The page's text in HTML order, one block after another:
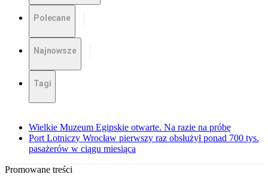
Polecane
Najnowsze
Tagi
Wielkie Muzeum Egipskie otwarte. Na razie na próbę
Port Lotniczy Wrocław pierwszy raz obsłużył ponad 700 tys.
pasażerów w ciągu miesiąca
Promowane treści